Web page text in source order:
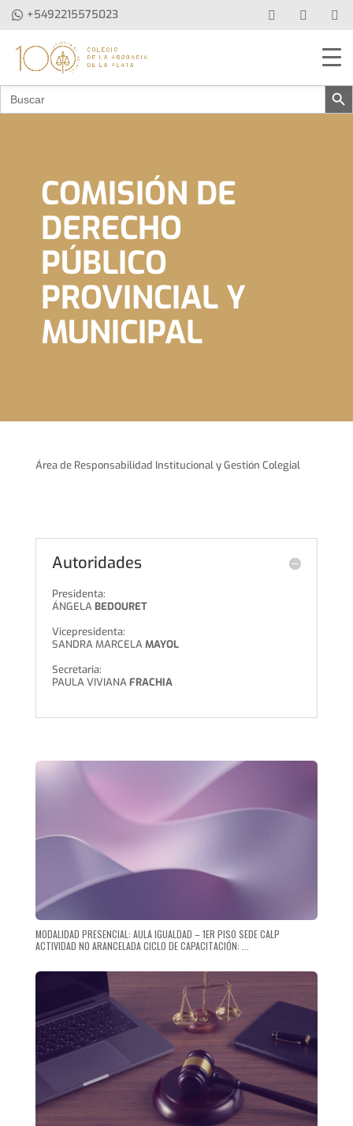
+5492215575023
Buscar: Botón de
COMISIÓN DE
DERECHO
PÚBLICO
PROVINCIAL Y
MUNICIPAL
Área de Responsabilidad Institucional y Gestión Colegial
Autoridades
Presidenta:
ÁNGELABEDOURET
Vicepresidenta:
SANDRA MARCELAMAYOL
Secretaria:
PAULA VIVIANAFRACHIA
MODALIDAD PRESENCIAL: AULA IGUALDAD – 1ER PISO SEDE CALP
ACTIVIDAD NO ARANCELADA CICLO DE CAPACITACIÓN: ...